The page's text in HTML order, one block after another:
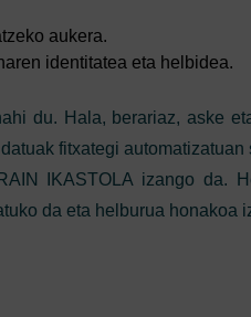
aukera.
identitatea eta helbidea.
du. Hala, berariaz, aske
fitxategi
IKASTOLA izango da.
da eta helburua honakoa